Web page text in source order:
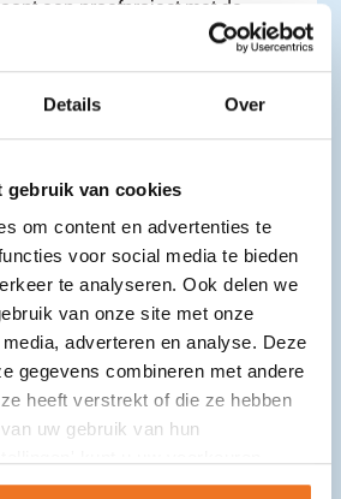
Details Over
gebruik van cookies
om content en advertenties te
voor social media te bieden
te analyseren. Ook delen we
van onze site met onze
adverteren en analyse. Deze
gegevens combineren met andere
heeft verstrekt of die ze hebben
uw gebruik van hun
een proefproject met de
de gemeente Moerdijk om
bij ...